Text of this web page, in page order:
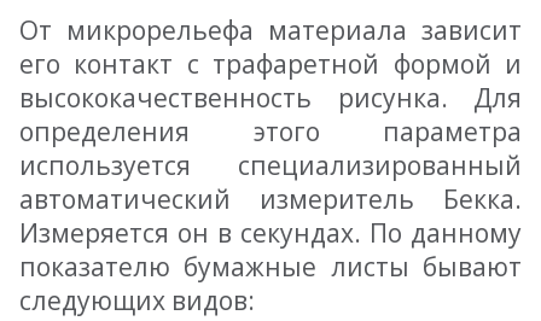
От микрорельефа материала зависит
его контакт с трафаретной формой и
высококачественность рисунка. Для
определения этого параметра
используется специализированный
автоматический измеритель Бекка.
Измеряется он в секундах. По данному
показателю бумажные листы бывают
следующих видов: